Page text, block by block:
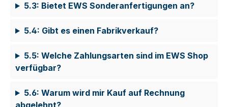
5.3: Bietet EWS Sonderanfertigungen an?
5.4: Gibt es einen Fabrikverkauf?
5.5: Welche Zahlungsarten sind im EWS Shop
verfügbar?
5.6: Warum wird mir Kauf auf Rechnung
abgelehnt?